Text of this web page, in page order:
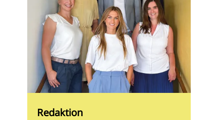
Redaktion